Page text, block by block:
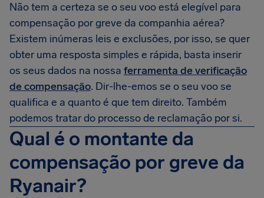
Não tem a certeza se o seu voo está elegível para
compensação por greve da companhia aérea?
Existem inúmeras leis e exclusões, por isso, se quer
obter uma resposta simples e rápida, basta inserir
os seus dados na nossa ferramenta de verificação
de compensação. Dir-lhe-emos se o seu voo se
qualifica e a quanto é que tem direito. Também
podemos tratar do processo de reclamação por si.
Qual é o montante da
compensação por greve da
Ryanair?